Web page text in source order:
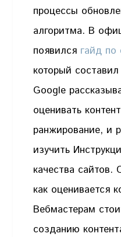
процессы
алгоритма. В
появился гайд по
который
Google
оценивать
ранжирование, и
изучить
качества сайтов.
как оценивается
Вебмастерам
созданию